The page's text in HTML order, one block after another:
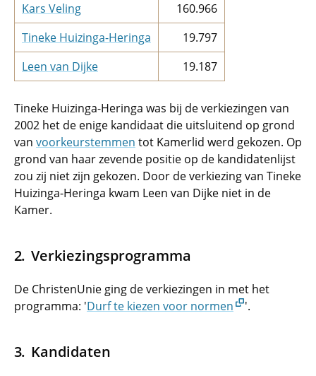
Kars Veling
160.966
Tineke Huizinga-Heringa
19.797
Leen van Dijke
19.187
Tineke Huizinga-Heringa was bij de verkiezingen van
2002 het de enige kandidaat die uitsluitend op grond
van voorkeurstemmen tot Kamerlid werd gekozen. Op
grond van haar zevende positie op de kandidatenlijst
zou zij niet zijn gekozen. Door de verkiezing van Tineke
Huizinga-Heringa kwam Leen van Dijke niet in de
Kamer.
Verkiezingsprogramma
De ChristenUnie ging de verkiezingen in met het
programma: 'Durf te kiezen voor normen '.
Kandidaten